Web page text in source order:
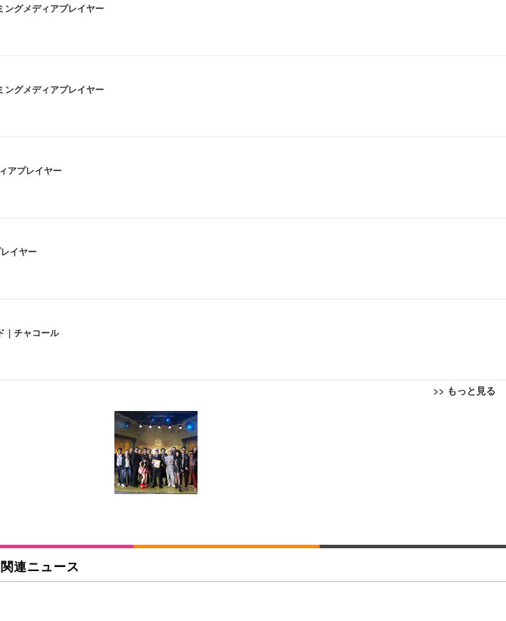
グメディアプレイヤー
グメディアプレイヤー
アプレイヤー
イヤー
｜チャコール
>> もっと見る
約105度ロッキング pc 事務椅子 360度回転 座面昇降 強化ナイロン樹脂ベース 通気性メッシュ 在宅ワーク H-WY01
ロッキング機能 人間工学 椅子 腰サポート 90度跳ね上げ式アームレスト 3Dヘッドレスト ハンガー付き 高反発クッ
ック)
Type-C・ホワイト
関連ニュース